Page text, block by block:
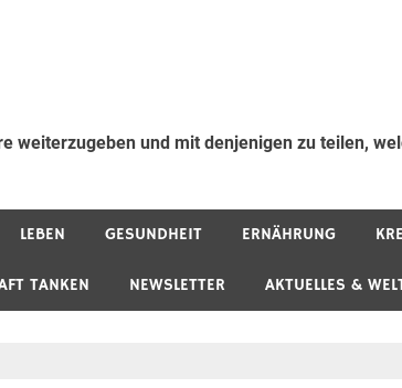
weiterzugeben und mit denjenigen zu teilen,
LEBEN GESUNDHEIT ERNÄHRUNG
TANKEN NEWSLETTER AKTUELLES &